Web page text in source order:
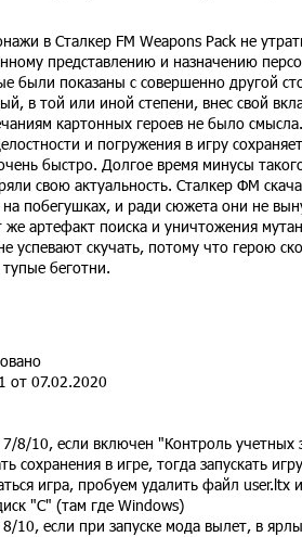
в Сталкер FM Weapons Pack не
представлению и назначению
были показаны с совершенно другой
в той или иной степени, внес свой
картонных героев не было
и погружения в игру
быстро. Долгое время минусы
свою актуальность. Сталкер ФМ
на побегушках, и ради сюжета они не
артефакт поиска и уничтожения
успевают скучать, потому что герою
беготни.
от 07.02.2020
8/10, если включен "Контроль учетных
сохранения в игре, тогда запускать
игра, пробуем удалить файл user.ltx
"С" (там где Windows)
10, если при запуске мода вылет, в